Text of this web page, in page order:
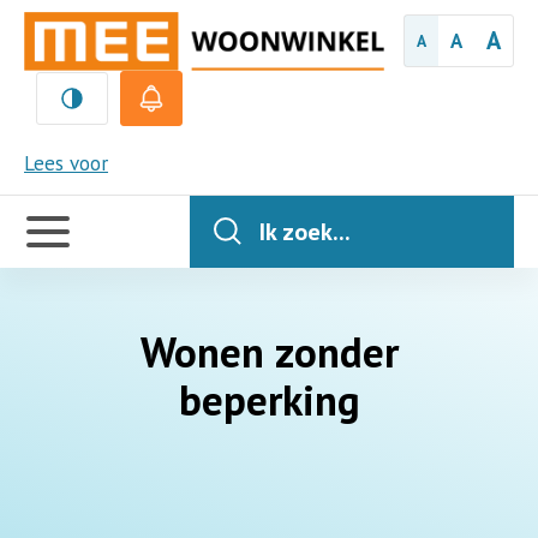
A A A
Lees voor
MEE
Handige
links
Ik zoek...
Wonen zonder
beperking